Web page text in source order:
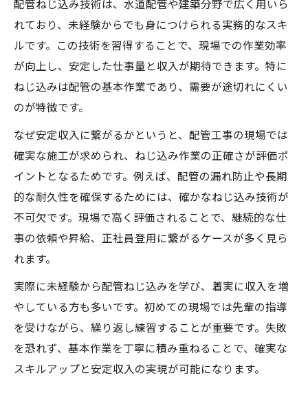
配管ねじ込み技術は、水道配管や建築分野で広く用いら
れており、未経験からでも身につけられる実務的なスキ
ルです。この技術を習得することで、現場での作業効率
が向上し、安定した仕事量と収入が期待できます。特に
ねじ込みは配管の基本作業であり、需要が途切れにくい
のが特徴です。
なぜ安定収入に繋がるかというと、配管工事の現場では
確実な施工が求められ、ねじ込み作業の正確さが評価ポ
イントとなるためです。例えば、配管の漏れ防止や長期
的な耐久性を確保するためには、確かなねじ込み技術が
不可欠です。現場で高く評価されることで、継続的な仕
事の依頼や昇給、正社員登用に繋がるケースが多く見ら
れます。
実際に未経験から配管ねじ込みを学び、着実に収入を増
やしている方も多いです。初めての現場では先輩の指導
を受けながら、繰り返し練習することが重要です。失敗
を恐れず、基本作業を丁寧に積み重ねることで、確実な
スキルアップと安定収入の実現が可能になります。